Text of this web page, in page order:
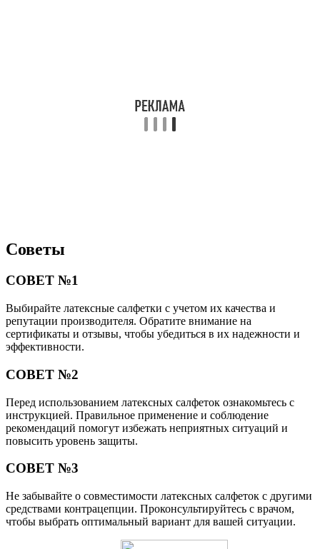
Советы
СОВЕТ №1
Выбирайте латексные салфетки с учетом их качества и
репутации производителя. Обратите внимание на
сертификаты и отзывы, чтобы убедиться в их надежности и
эффективности.
СОВЕТ №2
Перед использованием латексных салфеток ознакомьтесь с
инструкцией. Правильное применение и соблюдение
рекомендаций помогут избежать неприятных ситуаций и
повысить уровень защиты.
СОВЕТ №3
Не забывайте о совместимости латексных салфеток с другими
средствами контрацепции. Проконсультируйтесь с врачом,
чтобы выбрать оптимальный вариант для вашей ситуации.